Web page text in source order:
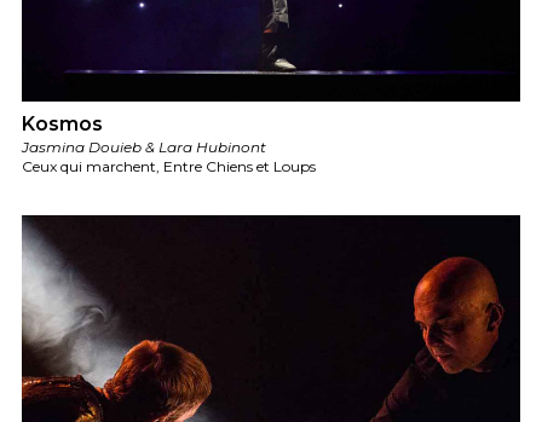
Kosmos
Jasmina Douieb & Lara Hubinont
Ceux qui marchent, Entre Chiens et Loups